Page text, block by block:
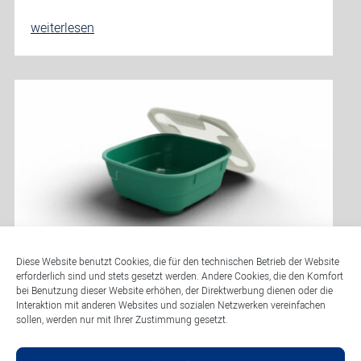
Diese Website benutzt Cookies, die für den technischen Betrieb der Website
erforderlich sind und stets gesetzt werden. Andere Cookies, die den Komfort
bei Benutzung dieser Website erhöhen, der Direktwerbung dienen oder die
Interaktion mit anderen Websites und sozialen Netzwerken vereinfachen
sollen, werden nur mit Ihrer Zustimmung gesetzt.
Materialkunde
weiterlesen
MEHRWEGPFLICHT AB 2023 –
DAS MÜSSEN SIE JETZT
WISSEN
Warum wurde das Gesetz erlassen? Am